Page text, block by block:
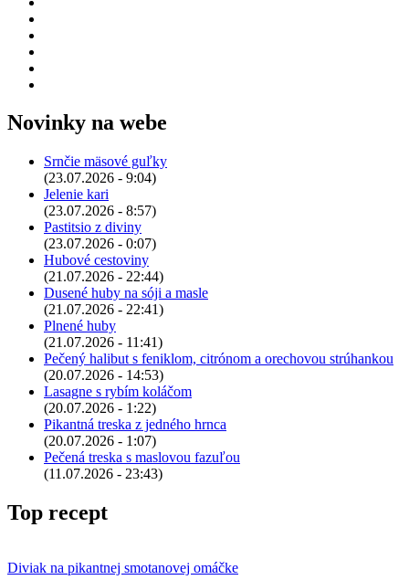
Novinky na webe
Srnčie mäsové guľky
(23.07.2026 - 9:04)
Jelenie kari
(23.07.2026 - 8:57)
Pastitsio z diviny
(23.07.2026 - 0:07)
Hubové cestoviny
(21.07.2026 - 22:44)
Dusené huby na sóji a masle
(21.07.2026 - 22:41)
Plnené huby
(21.07.2026 - 11:41)
Pečený halibut s feniklom, citrónom a orechovou strúhankou
(20.07.2026 - 14:53)
Lasagne s rybím koláčom
(20.07.2026 - 1:22)
Pikantná treska z jedného hrnca
(20.07.2026 - 1:07)
Pečená treska s maslovou fazuľou
(11.07.2026 - 23:43)
Top recept
Diviak na pikantnej smotanovej omáčke